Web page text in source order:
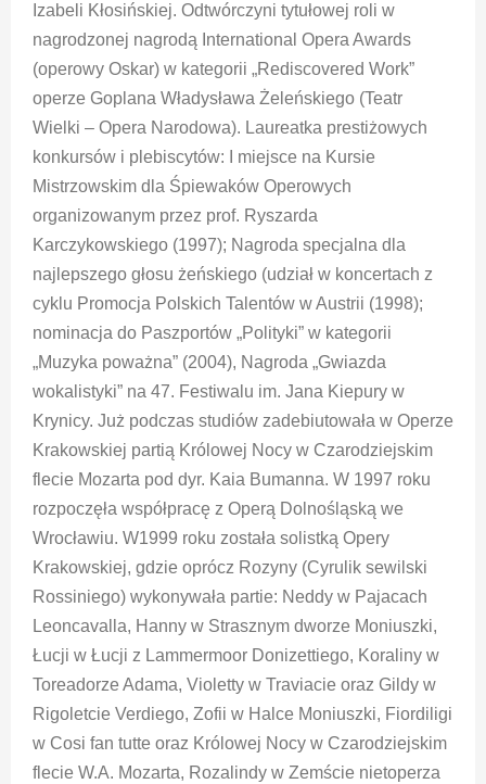
Izabeli Kłosińskiej. Odtwórczyni tytułowej roli w
nagrodzonej nagrodą International Opera Awards
(operowy Oskar) w kategorii „Rediscovered Work”
operze Goplana Władysława Żeleńskiego (Teatr
Wielki – Opera Narodowa). Laureatka prestiżowych
konkursów i plebiscytów: I miejsce na Kursie
Mistrzowskim dla Śpiewaków Operowych
organizowanym przez prof. Ryszarda
Karczykowskiego (1997); Nagroda specjalna dla
najlepszego głosu żeńskiego (udział w koncertach z
cyklu Promocja Polskich Talentów w Austrii (1998);
nominacja do Paszportów „Polityki” w kategorii
„Muzyka poważna” (2004), Nagroda „Gwiazda
wokalistyki” na 47. Festiwalu im. Jana Kiepury w
Krynicy. Już podczas studiów zadebiutowała w Operze
Krakowskiej partią Królowej Nocy w Czarodziejskim
flecie Mozarta pod dyr. Kaia Bumanna. W 1997 roku
rozpoczęła współpracę z Operą Dolnośląską we
Wrocławiu. W1999 roku została solistką Opery
Krakowskiej, gdzie oprócz Rozyny (Cyrulik sewilski
Rossiniego) wykonywała partie: Neddy w Pajacach
Leoncavalla, Hanny w Strasznym dworze Moniuszki,
Łucji w Łucji z Lammermoor Donizettiego, Koraliny w
Toreadorze Adama, Violetty w Traviacie oraz Gildy w
Rigoletcie Verdiego, Zofii w Halce Moniuszki, Fiordiligi
w Cosi fan tutte oraz Królowej Nocy w Czarodziejskim
flecie W.A. Mozarta, Rozalindy w Zemście nietoperza